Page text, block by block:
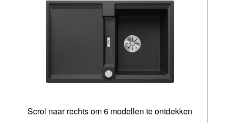
Scrol naar rechts om 6 modellen te ontdekken